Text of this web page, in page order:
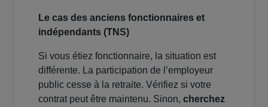
Le cas des anciens fonctionnaires et
indépendants (TNS)
Si vous étiez fonctionnaire, la situation est
différente. La participation de l’employeur
public cesse à la retraite. Vérifiez si votre
contrat peut être maintenu. Sinon, cherchez